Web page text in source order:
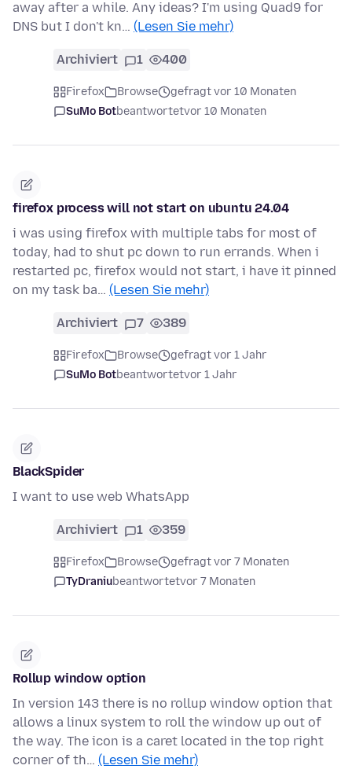
away after a while. Any ideas? I'm using Quad9 for
DNS but I don't kn… (Lesen Sie mehr)
Archiviert 1 400
Firefox Browse
gefragt vor 10 Monaten
SuMo Botbeantwortetvor 10 Monaten
firefox process will not start on ubuntu 24.04
i was using firefox with multiple tabs for most of
today, had to shut pc down to run errands. When i
restarted pc, firefox would not start, i have it pinned
on my task ba… (Lesen Sie mehr)
Archiviert 7 389
Firefox Browse
gefragt vor 1 Jahr
SuMo Botbeantwortetvor 1 Jahr
BlackSpider
I want to use web WhatsApp
Archiviert 1 359
Firefox Browse
gefragt vor 7 Monaten
TyDraniubeantwortetvor 7 Monaten
Rollup window option
In version 143 there is no rollup window option that
allows a linux system to roll the window up out of
the way. The icon is a caret located in the top right
corner of th… (Lesen Sie mehr)